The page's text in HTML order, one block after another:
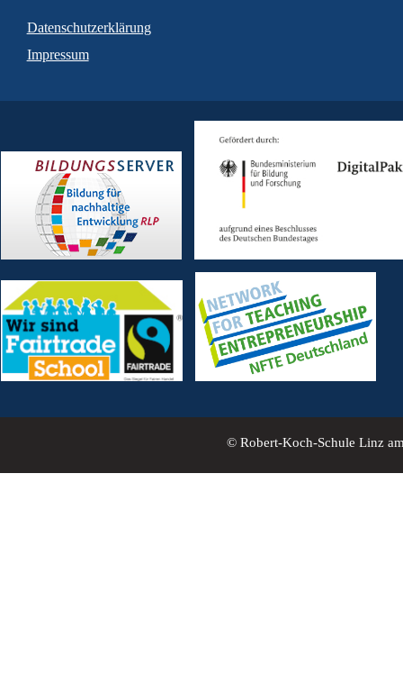
Datenschutzerklärung
Impressum
© Robert-Koch-Schule Linz